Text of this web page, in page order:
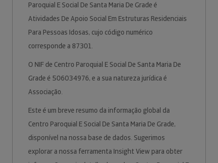
Paroquial E Social De Santa Maria De Grade é
Atividades De Apoio Social Em Estruturas Residenciais
Para Pessoas Idosas, cujo código numérico
corresponde a 87301.
O NIF de Centro Paroquial E Social De Santa Maria De
Grade é 506034976, e a sua natureza jurídica é
Associação.
Este é um breve resumo da informação global da
Centro Paroquial E Social De Santa Maria De Grade,
disponível na nossa base de dados. Sugerimos
explorar a nossa ferramenta Insight View para obter